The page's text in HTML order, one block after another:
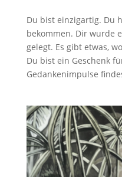
Du bist einzigartig. Du
bekommen. Dir wurde
gelegt. Es gibt etwas,
Du bist ein Geschenk
Gedankenimpulse